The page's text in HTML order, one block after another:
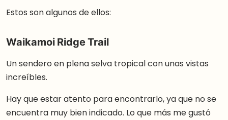
Estos son algunos de ellos:
Waikamoi Ridge Trail
Un sendero en plena selva tropical con unas vistas
increíbles.
Hay que estar atento para encontrarlo, ya que no se
encuentra muy bien indicado. Lo que más me gustó